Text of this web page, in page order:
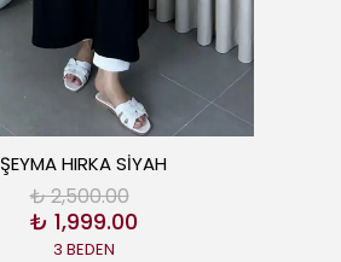
ŞEYMA HIRKA SİYAH
₺ 2,500.00
₺ 1,999.00
3 BEDEN